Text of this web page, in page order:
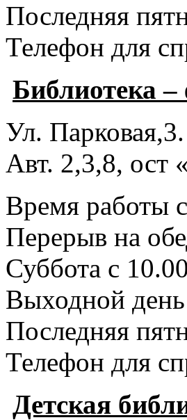
Последняя
Телефон для
Библиотека
Ул. Парковая,3.
Авт. 2,3,8,
Время работы
Перерыв на
Суббота с
Выходной день
Последняя
Телефон для
Детская